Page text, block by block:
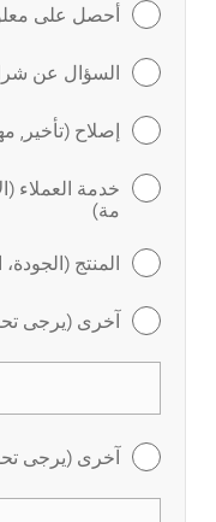
أحصل على
السؤال عن
إصلاح (تأخير,
خدمة العملاء
مة)
المنتج
آخرى (يرجى
آخرى (يرجى